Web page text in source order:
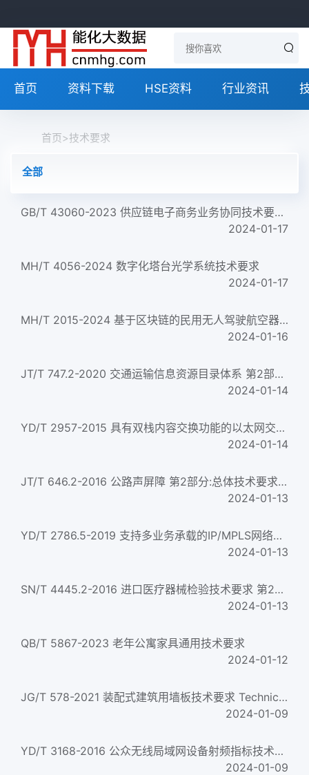
首页 资料下载 HSE资料 行业资讯
首页>技术要求
全部
GB/T 43060-2023 供应链电子商务业务协同技术要求 正式版
2024-01-17
MH/T 4056-2024 数字化塔台光学系统技术要求
2024-01-17
MH/T 2015-2024 基于区块链的民用无人驾驶航空器飞行数据存证技术要求
2024-01-16
JT/T 747.2-2020 交通运输信息资源目录体系 第2部分：技术要求 Transportation information resource catalog system-...
2024-01-14
YD/T 2957-2015 具有双栈内容交换功能的以太网交换机技术要求 Technical specification for content switch support...
2024-01-14
JT/T 646.2-2016 公路声屏障 第2部分:总体技术要求 Highway noise barriers--Part 2:General technical requirement...
2024-01-13
YD/T 2786.5-2019 支持多业务承载的IP/MPLS网络管理技术要求 第5部分：基于IDL/IIOP技术的EMS-NMS接口信息模型 Techni...
2024-01-13
SN/T 4445.2-2016 进口医疗器械检验技术要求 第2部分:病员监护仪 Technical requirements for the inspection of me...
2024-01-13
QB/T 5867-2023 老年公寓家具通用技术要求
2024-01-12
JG/T 578-2021 装配式建筑用墙板技术要求 Technical requirements of panel used for assembled buildings...
2024-01-09
YD/T 3168-2016 公众无线局域网设备射频指标技术要求和测试方法 Radio frequency technical requirement and test m...
2024-01-09